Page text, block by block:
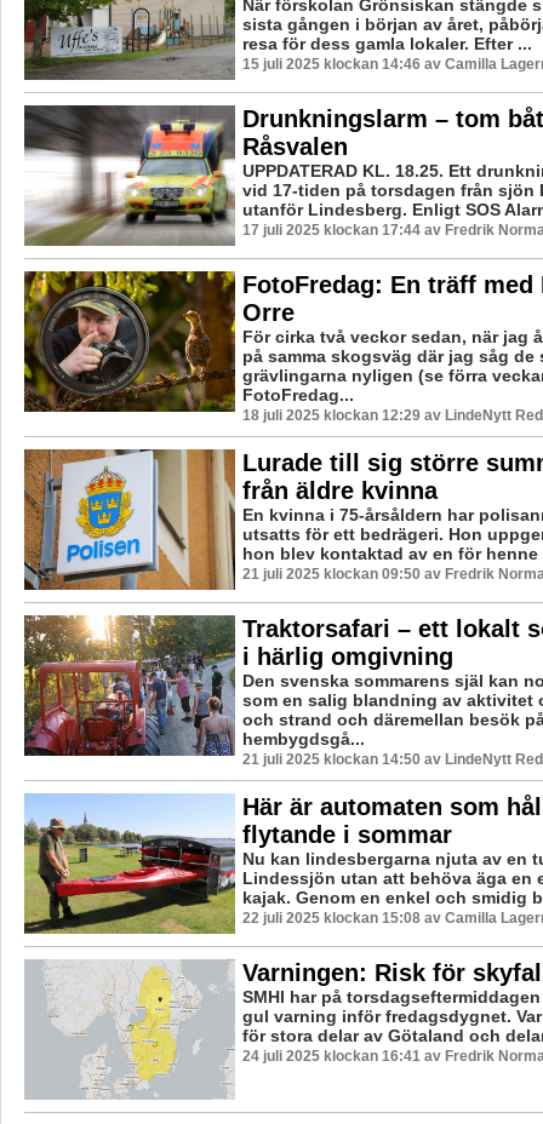
När förskolan Grönsiskan stängde
sista gången i början av året,
resa för dess gamla lokaler. Efter ...
15 juli 2025 klockan 14:46 av Camilla
Drunkningslarm – tom
Råsvalen
UPPDATERAD KL. 18.25. Ett
vid 17-tiden på torsdagen från sjön
utanför Lindesberg. Enligt SOS
17 juli 2025 klockan 17:44 av Fredrik
FotoFredag: En träff med
Orre
För cirka två veckor sedan, när jag
på samma skogsväg där jag såg de
grävlingarna nyligen (se förra
FotoFredag...
18 juli 2025 klockan 12:29 av LindeNytt
Lurade till sig större
från äldre kvinna
En kvinna i 75-årsåldern har
utsatts för ett bedrägeri. Hon
hon blev kontaktad av en för henne
21 juli 2025 klockan 09:50 av Fredrik
Traktorsafari – ett lokalt
i härlig omgivning
Den svenska sommarens själ kan
som en salig blandning av aktivitet
och strand och däremellan besök
hembygdsgå...
21 juli 2025 klockan 14:50 av LindeNytt
Här är automaten som
flytande i sommar
Nu kan lindesbergarna njuta av en
Lindessjön utan att behöva äga en
kajak. Genom en enkel och smidig
22 juli 2025 klockan 15:08 av Camilla
Varningen: Risk för
SMHI har på
gul varning inför fredagsdygnet.
för stora delar av Götaland och
24 juli 2025 klockan 16:41 av Fredrik